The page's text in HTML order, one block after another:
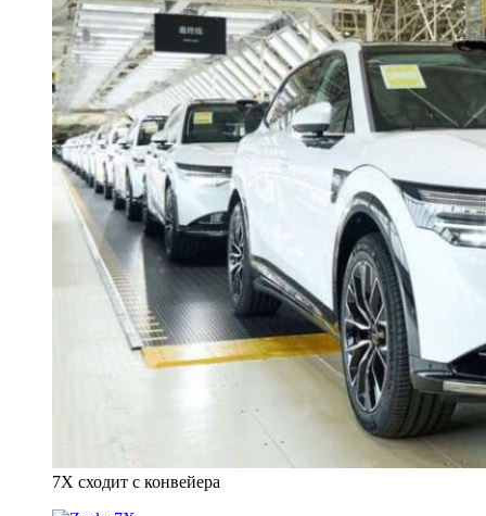
7X сходит с конвейера